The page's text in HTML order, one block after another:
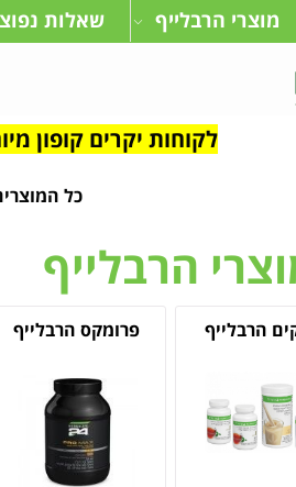
מוצרי הרבלייף שאלות
לקוחות יקרים קופון מיוחד בדיוק בשבילכם
כל המוצרים
הרבלייף
הרבלייף פרומקס הרבלייף